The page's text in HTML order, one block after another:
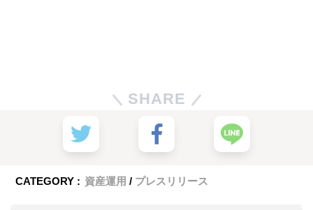
SHARE
CATEGORY : 資産運用 プレスリリース